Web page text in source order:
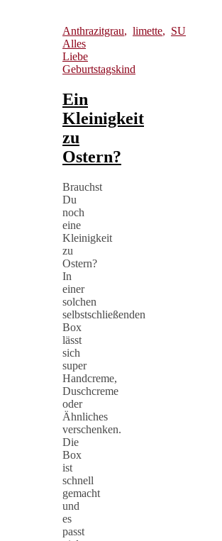
Anthrazitgrau, limette, SU
Alles
Liebe
Geburtstagskind
Ein
Kleinigkeit
zu
Ostern?
Brauchst
Du
noch
eine
Kleinigkeit
zu
Ostern?
In
einer
solchen
selbstschließenden
Box
lässt
sich
super
Handcreme,
Duschcreme
oder
Ähnliches
verschenken.
Die
Box
ist
schnell
gemacht
und
es
passt